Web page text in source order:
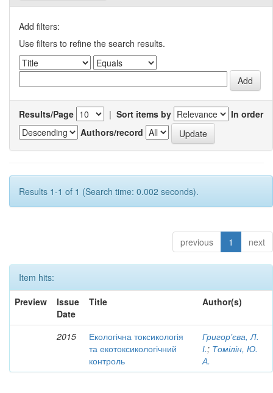
Add filters:
Use filters to refine the search results.
Results/Page | Sort items by
In order
Authors/record
Results 1-1 of 1 (Search time: 0.002 seconds).
previous 1 next
Item hits:
Preview
Issue
Date
Title Author(s)
2015
Екологічна токсикологія
та екотоксикологічний
контроль
Григор'єва, Л.
І.; Томілін, Ю.
А.